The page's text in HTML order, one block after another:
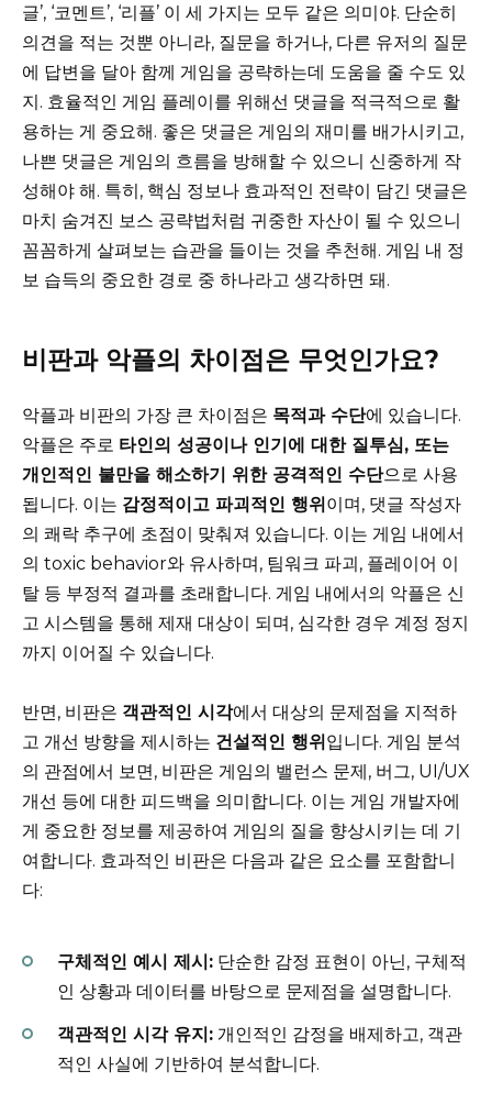
글’, ‘코멘트’, ‘리플’ 이 세 가지는 모두 같은 의미야. 단순히
의견을 적는 것뿐 아니라, 질문을 하거나, 다른 유저의 질문
에 답변을 달아 함께 게임을 공략하는데 도움을 줄 수도 있
지. 효율적인 게임 플레이를 위해선 댓글을 적극적으로 활
용하는 게 중요해. 좋은 댓글은 게임의 재미를 배가시키고,
나쁜 댓글은 게임의 흐름을 방해할 수 있으니 신중하게 작
성해야 해. 특히, 핵심 정보나 효과적인 전략이 담긴 댓글은
마치 숨겨진 보스 공략법처럼 귀중한 자산이 될 수 있으니
꼼꼼하게 살펴보는 습관을 들이는 것을 추천해. 게임 내 정
보 습득의 중요한 경로 중 하나라고 생각하면 돼.
비판과 악플의 차이점은 무엇인가요?
악플과 비판의 가장 큰 차이점은 목적과 수단에 있습니다.
악플은 주로 타인의 성공이나 인기에 대한 질투심, 또는
개인적인 불만을 해소하기 위한 공격적인 수단으로 사용
됩니다. 이는 감정적이고 파괴적인 행위이며, 댓글 작성자
의 쾌락 추구에 초점이 맞춰져 있습니다. 이는 게임 내에서
의 toxic behavior와 유사하며, 팀워크 파괴, 플레이어 이
탈 등 부정적 결과를 초래합니다. 게임 내에서의 악플은 신
고 시스템을 통해 제재 대상이 되며, 심각한 경우 계정 정지
까지 이어질 수 있습니다.
반면, 비판은 객관적인 시각에서 대상의 문제점을 지적하
고 개선 방향을 제시하는 건설적인 행위입니다. 게임 분석
의 관점에서 보면, 비판은 게임의 밸런스 문제, 버그, UI/UX
개선 등에 대한 피드백을 의미합니다. 이는 게임 개발자에
게 중요한 정보를 제공하여 게임의 질을 향상시키는 데 기
여합니다. 효과적인 비판은 다음과 같은 요소를 포함합니
다:
구체적인 예시 제시: 단순한 감정 표현이 아닌, 구체적
인 상황과 데이터를 바탕으로 문제점을 설명합니다.
객관적인 시각 유지: 개인적인 감정을 배제하고, 객관
적인 사실에 기반하여 분석합니다.